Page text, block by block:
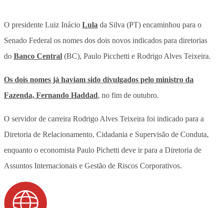
O presidente Luiz Inácio Lula da Silva (PT) encaminhou para o
Senado Federal os nomes dos dois novos indicados para diretorias
do Banco Central (BC), Paulo Picchetti e Rodrigo Alves Teixeira.
Os dois nomes já haviam sido divulgados pelo ministro da
Fazenda, Fernando Haddad, no fim de outubro.
O servidor de carreira Rodrigo Alves Teixeira foi indicado para a
Diretoria de Relacionamento, Cidadania e Supervisão de Conduta,
enquanto o economista Paulo Pichetti deve ir para a Diretoria de
Assuntos Internacionais e Gestão de Riscos Corporativos.